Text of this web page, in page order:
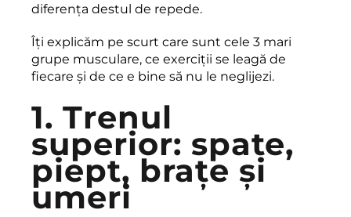
diferența destul de repede.
Îți explicăm pe scurt care sunt cele 3 mari
grupe musculare, ce exerciții se leagă de
fiecare și de ce e bine să nu le neglijezi.
1. Trenul
superior: spate,
piept, brațe și
umeri